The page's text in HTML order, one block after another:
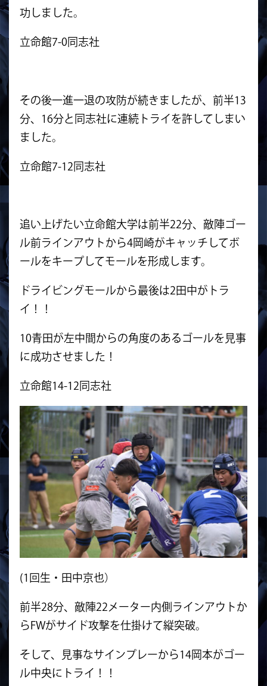
功しました。
立命館7-0同志社
その後一進一退の攻防が続きましたが、前半13
分、16分と同志社に連続トライを許してしまい
ました。
立命館7-12同志社
追い上げたい立命館大学は前半22分、敵陣ゴー
ル前ラインアウトから4岡崎がキャッチしてボ
ールをキープしてモールを形成します。
ドライビングモールから最後は2田中がトラ
イ！！
10青田が左中間からの角度のあるゴールを見事
に成功させました！
立命館14-12同志社
(1回生・田中京也）
前半28分、敵陣22メーター内側ラインアウトか
らFWがサイド攻撃を仕掛けて縦突破。
そして、見事なサインプレーから14岡本がゴー
ル中央にトライ！！